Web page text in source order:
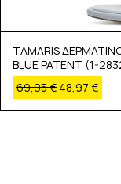
TAMARIS
BLUE PATENT (1-
69,95€ 48,97 €